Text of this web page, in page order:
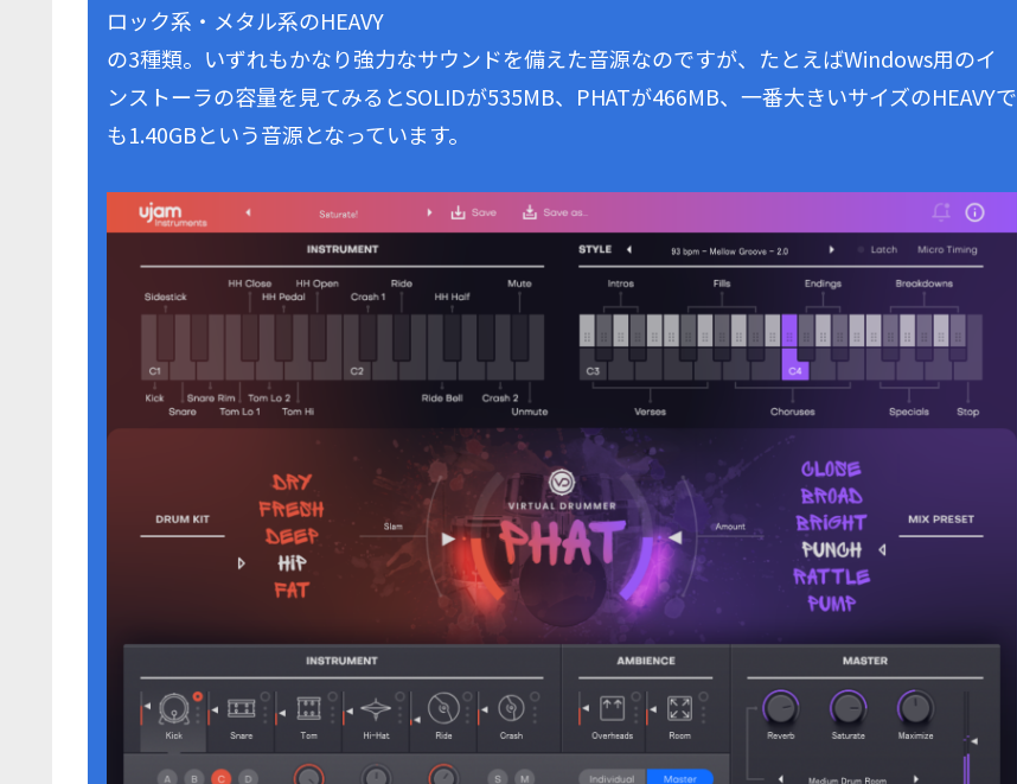
ロック系・メタル系のHEAVY
の3種類。いずれもかなり強力なサウンドを備えた音源なのですが、たとえばWindows用のイ
ンストーラの容量を見てみるとSOLIDが535MB、PHATが466MB、一番大きいサイズのHEAVYで
も1.40GBという音源となっています。